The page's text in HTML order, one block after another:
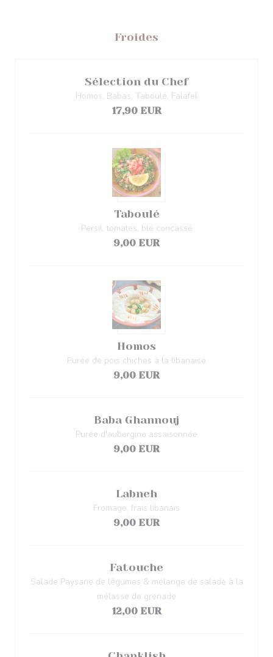
Froides
Sélection du Chef
Homos, Babas, Taboulé, Falafel
17,90 EUR
Taboulé
Persil, tomates, blé concassé
9,00 EUR
Homos
Purée de pois chiches à la libanaise
9,00 EUR
Baba Ghannouj
Purée d'aubergine assaisonnée
9,00 EUR
Labneh
Fromage, frais libanais
9,00 EUR
Fatouche
Salade Paysane de légumes & mélange de salade à la
mélasse de grenade
12,00 EUR